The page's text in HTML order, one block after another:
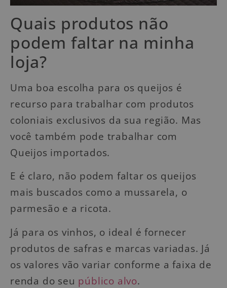
Quais produtos não
podem faltar na minha
loja?
Uma boa escolha para os queijos é
recurso para trabalhar com produtos
coloniais exclusivos da sua região. Mas
você também pode trabalhar com
Queijos importados.
E é claro, não podem faltar os queijos
mais buscados como a mussarela, o
parmesão e a ricota.
Já para os vinhos, o ideal é fornecer
produtos de safras e marcas variadas. Já
os valores vão variar conforme a faixa de
renda do seu público alvo.